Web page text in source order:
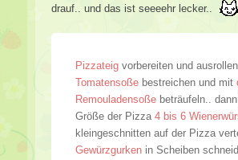
drauf.. und das ist seeeehr lecker..
Pizzateig vorbereiten und
Tomatensoße bestreichen und mit
Remouladensoße beträufeln..
Größe der Pizza 4 bis 6
kleingeschnitten auf der Pizza
Gewürzgurken in Scheiben